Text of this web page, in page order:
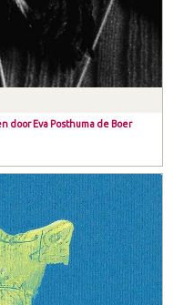
door Eva Posthuma de Boer